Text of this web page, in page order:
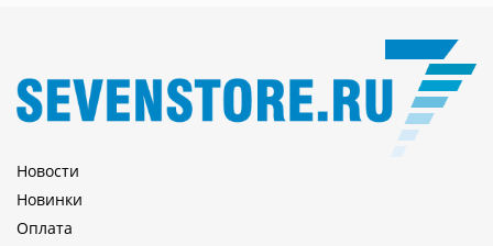
Новости
Новинки
Оплата